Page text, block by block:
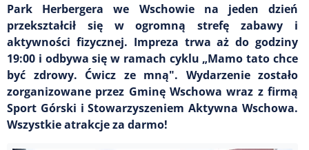
Park Herbergera we Wschowie na jeden dzień
przekształcił się w ogromną strefę zabawy i
aktywności fizycznej. Impreza trwa aż do godziny
19:00 i odbywa się w ramach cyklu „Mamo tato chce
być zdrowy. Ćwicz ze mną". Wydarzenie zostało
zorganizowane przez Gminę Wschowa wraz z firmą
Sport Górski i Stowarzyszeniem Aktywna Wschowa.
Wszystkie atrakcje za darmo!